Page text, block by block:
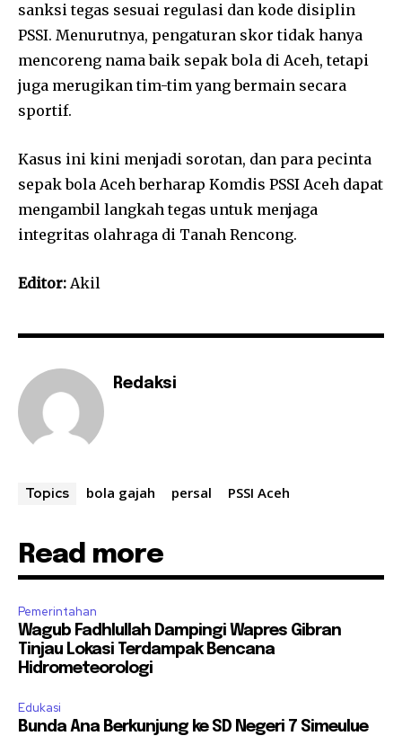
sanksi tegas sesuai regulasi dan kode disiplin
PSSI. Menurutnya, pengaturan skor tidak hanya
mencoreng nama baik sepak bola di Aceh, tetapi
juga merugikan tim-tim yang bermain secara
sportif.
Kasus ini kini menjadi sorotan, dan para pecinta
sepak bola Aceh berharap Komdis PSSI Aceh dapat
mengambil langkah tegas untuk menjaga
integritas olahraga di Tanah Rencong.
Editor: Akil
Redaksi
Topics bola gajah persal PSSI Aceh
Read more
Pemerintahan
Wagub Fadhlullah Dampingi Wapres Gibran
Tinjau Lokasi Terdampak Bencana
Hidrometeorologi
Edukasi
Bunda Ana Berkunjung ke SD Negeri 7 Simeulue